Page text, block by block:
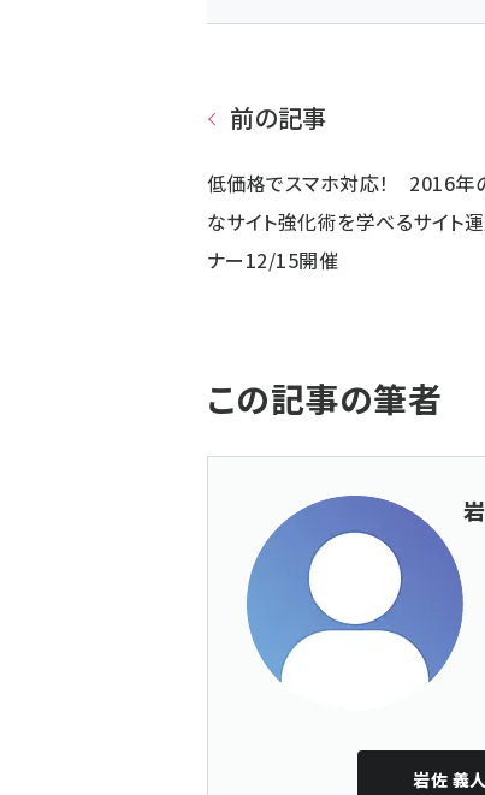
前の記事
低価格でスマホ対応！ 2016年
なサイト強化術を学べるサイト
ナー12/15開催
この記事の筆者
岩佐 義